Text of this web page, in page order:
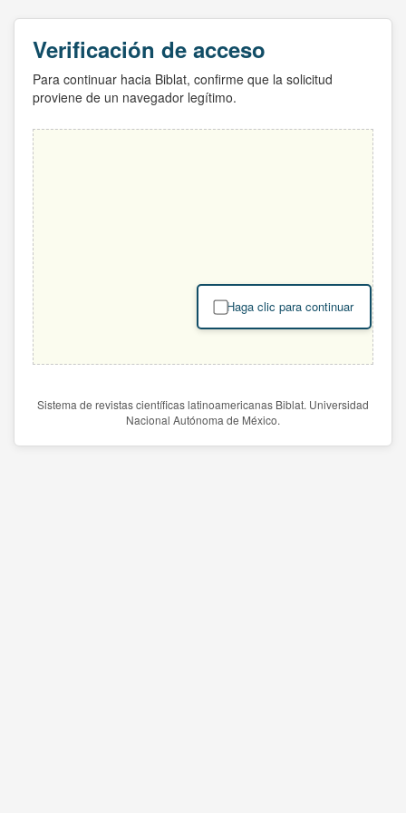
Verificación de acceso
Para continuar hacia Biblat, confirme que la solicitud
proviene de un navegador legítimo.
Haga clic para continuar
Sistema de revistas científicas latinoamericanas Biblat. Universidad
Nacional Autónoma de México.